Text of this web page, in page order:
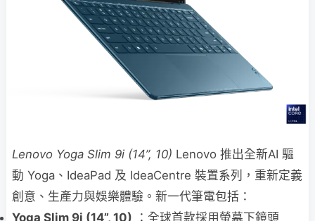
Lenovo Yoga Slim 9i (14”, 10) Lenovo 推出全新AI 驅
動 Yoga、IdeaPad 及 IdeaCentre 裝置系列，重新定義
創意、生產力與娛樂體驗。新一代筆電包括：
Yoga Slim 9i (14”, 10) ：全球首款採用螢幕下鏡頭